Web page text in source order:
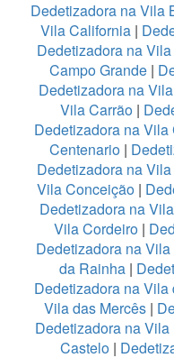
Dedetizadora na Vila
Vila California |
Dedetizadora na
Campo Grande|
Dedetizadora na
Vila Carrão|
Dedetizadora na Vila
Centenario |
Dedetizadora na
Vila Conceição |
Dedetizadora na
Vila Cordeiro|
Dedetizadora na
da Rainha |
Dedetizadora na Vila
Vila das Mercês |
Dedetizadora na Vila
Castelo|